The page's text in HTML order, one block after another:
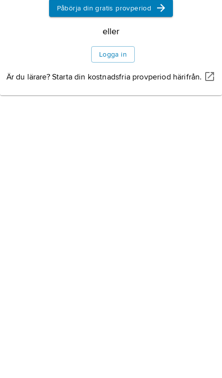
Påbörja din gratis provperiod
eller
Logga in
Är du lärare? Starta din kostnadsfria provperiod härifrån.